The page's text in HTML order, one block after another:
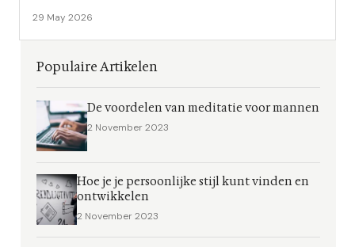
29 May 2026
Populaire Artikelen
De voordelen van meditatie voor mannen
2 November 2023
Hoe je je persoonlijke stijl kunt vinden en
ontwikkelen
2 November 2023